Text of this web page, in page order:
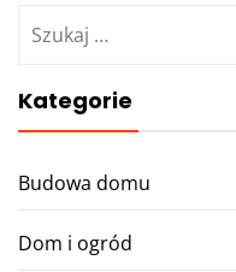
Kategorie
Budowa domu
Dom i ogród